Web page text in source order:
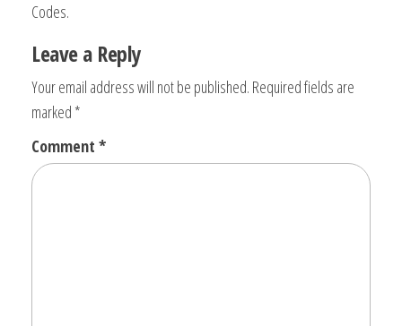
Codes.
Leave a Reply
Your email address will not be published. Required fields are
marked *
Comment *